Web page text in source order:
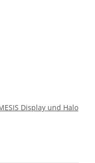
Display und Halo